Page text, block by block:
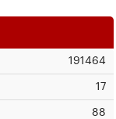
191464
17
88